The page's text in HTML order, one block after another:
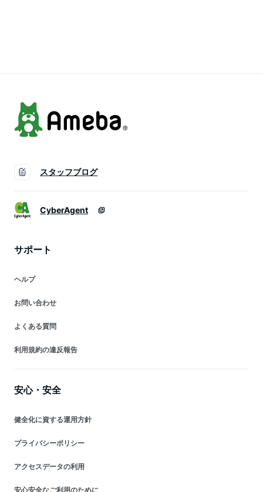
スタッフブログ
CyberAgent
サポート
ヘルプ
お問い合わせ
よくある質問
利用規約の違反報告
安心・安全
健全化に資する運用方針
プライバシーポリシー
アクセスデータの利用
安心安全なご利用のために